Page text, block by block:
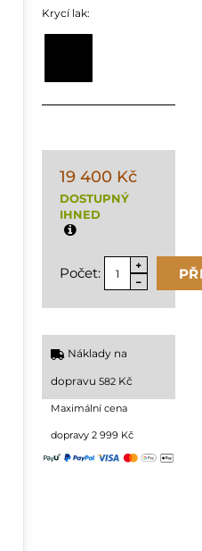
Krycí lak:
19 400 Kč
DOSTUPNÝ
IHNED
Počet:
Náklady na
dopravu 582Kč
Maximální cena
dopravy 2 999 Kč